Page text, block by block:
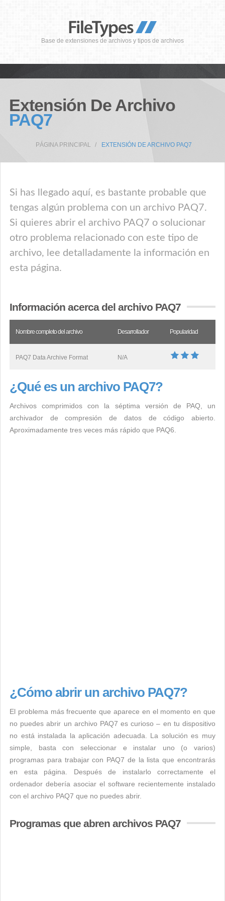
Base de extensiones de archivos y tipos de archivos
Extensión De Archivo
PAQ7
PÁGINA PRINCIPAL EXTENSIÓN DE ARCHIVO PAQ7
Si has llegado aquí, es bastante probable que
tengas algún problema con un archivo PAQ7.
Si quieres abrir el archivo PAQ7 o solucionar
otro problema relacionado con este tipo de
archivo, lee detalladamente la información en
esta página.
Información acerca del archivo PAQ7
Nombre completo del archivo Desarrollador Popularidad
PAQ7 Data Archive Format N/A
¿Qué es un archivo PAQ7?
Archivos comprimidos con la séptima versión de PAQ, un
archivador de compresión de datos de código abierto.
Aproximadamente tres veces más rápido que PAQ6.
¿Cómo abrir un archivo PAQ7?
El problema más frecuente que aparece en el momento en que
no puedes abrir un archivo PAQ7 es curioso – en tu dispositivo
no está instalada la aplicación adecuada. La solución es muy
simple, basta con seleccionar e instalar uno (o varios)
programas para trabajar con PAQ7 de la lista que encontrarás
en esta página. Después de instalarlo correctamente el
ordenador debería asociar el software recientemente instalado
con el archivo PAQ7 que no puedes abrir.
Programas que abren archivos PAQ7